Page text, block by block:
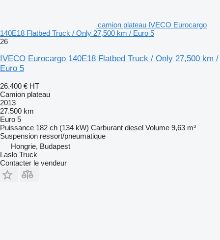
camion plateau IVECO Eurocargo
140E18 Flatbed Truck / Only 27,500 km / Euro 5
26
IVECO Eurocargo 140E18 Flatbed Truck / Only 27,500 km /
Euro 5
26.400 € HT
Camion plateau
2013
27.500 km
Euro 5
Puissance 182 ch (134 kW) Carburant diesel Volume 9,63 m³
Suspension ressort/pneumatique
Hongrie, Budapest
Laslo Truck
Contacter le vendeur